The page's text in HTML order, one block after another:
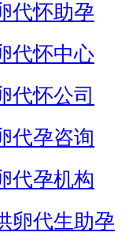
代怀助孕
代怀中心
代怀公司
代孕咨询
代孕机构
卵代生助孕